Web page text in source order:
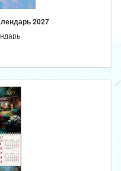
2027